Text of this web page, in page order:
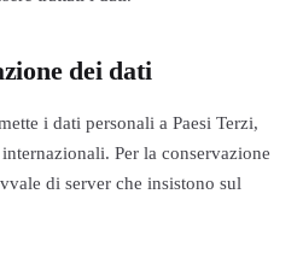
dei dati
i dati personali a Paesi Terzi,
Per la conservazione
di server che insistono sul